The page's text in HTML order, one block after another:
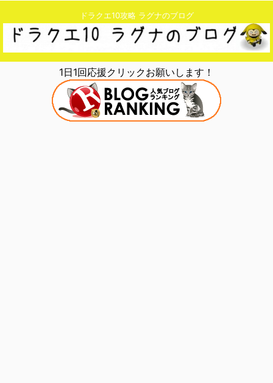
ドラクエ10攻略 ラグナのブログ
1日1回応援クリックお願いします！